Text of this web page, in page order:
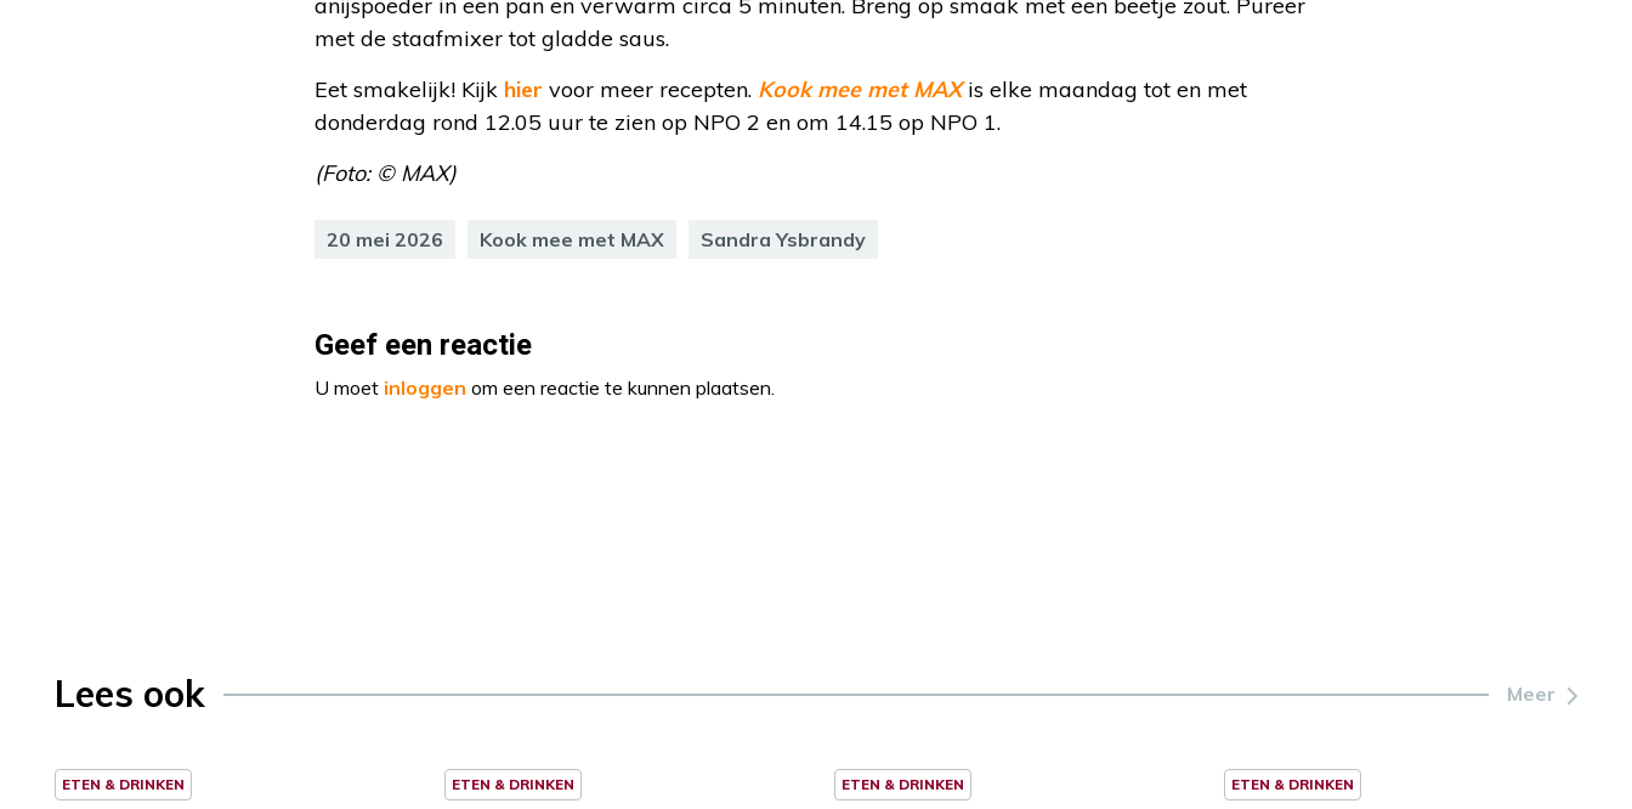
anijspoeder in een pan en verwarm circa 5 minuten. Breng op smaak met een beetje zout. Pureer
met de staafmixer tot gladde saus.
Eet smakelijk! Kijk hier voor meer recepten. Kook mee met MAXis elke maandag tot en met
donderdag rond 12.05 uur te zien op NPO 2 en om 14.15 op NPO 1.
(Foto: © MAX)
20 mei 2026 Kook mee met MAX Sandra Ysbrandy
Geef een reactie
U moet inloggen om een reactie te kunnen plaatsen.
Lees ook Meer
ETEN & DRINKEN ETEN & DRINKEN ETEN & DRINKEN ETEN & DRINKEN